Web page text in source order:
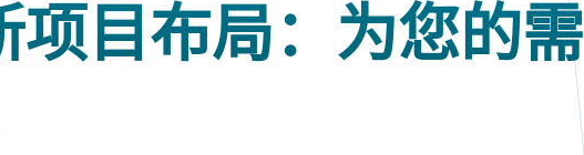
项目布局：为您的需